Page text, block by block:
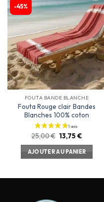
-45%
Ajouter
à la
liste
d’envies
FOUTA BANDE BLANCHE
Fouta Rouge clair Bandes
Blanches 100% coton
25,00€ 13,75€
AJOUTER AU PANIER